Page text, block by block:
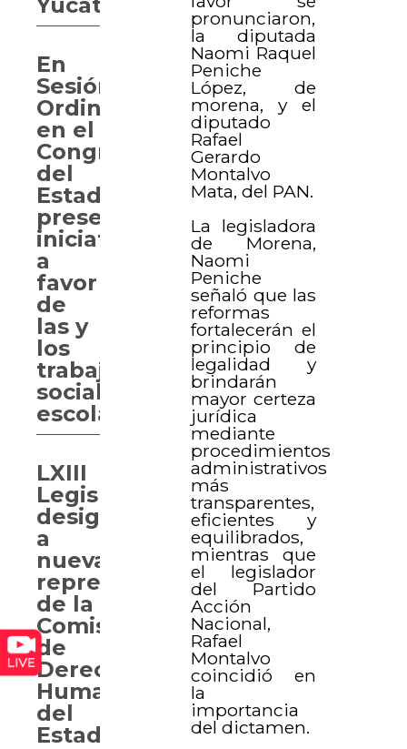
pronunciaron,
la diputada
Naomi Raquel
Peniche
López, de
morena, y el
diputado
Rafael
Gerardo
Montalvo
Mata, del PAN.
La legisladora
de Morena,
Naomi
Peniche
señaló que las
reformas
fortalecerán el
principio de
legalidad y
brindarán
mayor certeza
jurídica
mediante
procedimientos
administrativos
más
transparentes,
eficientes y
equilibrados,
mientras que
el legislador
del Partido
Acción
Nacional,
Rafael
Montalvo
coincidió en
la
importancia
del dictamen.
En
Sesión
Ordinaria
en el
Congreso
del
Estado
presentan
iniciativa
a
favor
de
las y
los
trabajadores
sociales
escolares
LXIII
Legislatura
designa
a
nueva
representante
de la
Comisión
de
Derechos
Humanos
del
Estado